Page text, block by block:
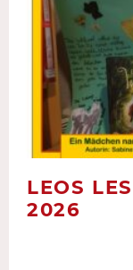
LEOS
2026